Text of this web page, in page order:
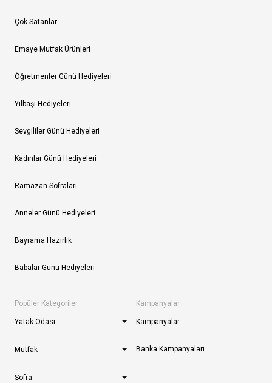
Çok Satanlar
Emaye Mutfak Ürünleri
Öğretmenler Günü Hediyeleri
Yılbaşı Hediyeleri
Sevgililer Günü Hediyeleri
Kadınlar Günü Hediyeleri
Ramazan Sofraları
Anneler Günü Hediyeleri
Bayrama Hazırlık
Babalar Günü Hediyeleri
Popüler Kategoriler
Yatak Odası
Mutfak
Sofra
Kampanyalar
Kampanyalar
Banka Kampanyaları